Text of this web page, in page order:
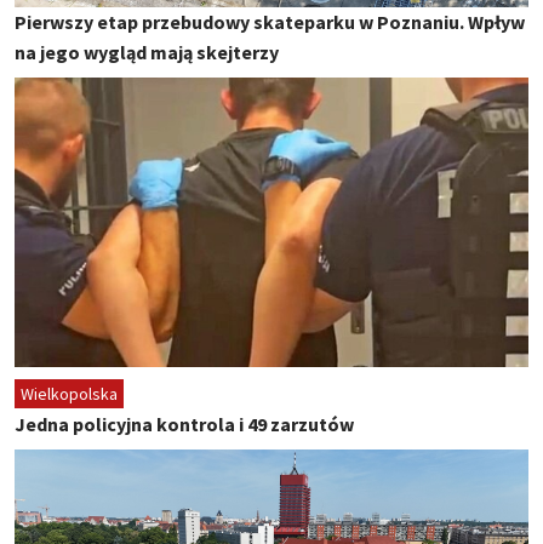
Pierwszy etap przebudowy skateparku w Poznaniu. Wpływ
na jego wygląd mają skejterzy
Wielkopolska
Jedna policyjna kontrola i 49 zarzutów